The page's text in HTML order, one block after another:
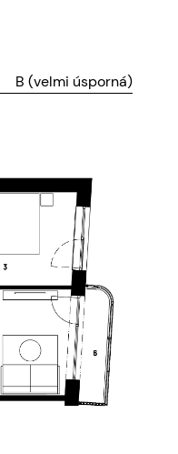
B (velmi úsporná)